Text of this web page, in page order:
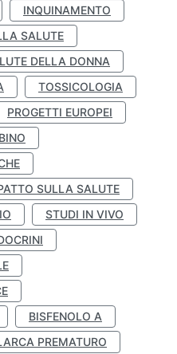
INQUINAMENTO
SALUTE
DELLA DONNA
TOSSICOLOGIA
PROGETTI EUROPEI
SULLA SALUTE
STUDI IN VIVO
BISFENOLO A
PREMATURO